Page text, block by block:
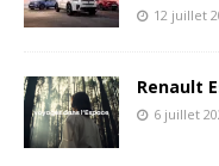
12 juillet
Renault
6 juillet